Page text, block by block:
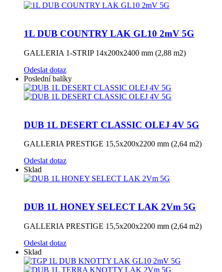
1L DUB COUNTRY LAK GL10 2mV 5G
GALLERIA 1-STRIP 14x200x2400 mm (2,88 m2)
Odeslat dotaz
Poslední balíky
DUB 1L DESERT CLASSIC OLEJ 4V 5G
GALLERIA PRESTIGE 15,5x200x2200 mm (2,64 m2)
Odeslat dotaz
Sklad
DUB 1L HONEY SELECT LAK 2Vm 5G
GALLERIA PRESTIGE 15,5x200x2200 mm (2,64 m2)
Odeslat dotaz
Sklad